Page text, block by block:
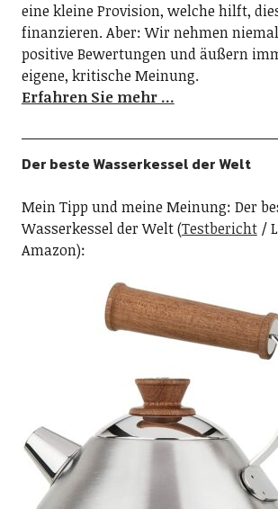
eine kleine Provision, welche hilft,
finanzieren. Aber: Wir nehmen
positive Bewertungen und äußern
eigene, kritische Meinung.
Erfahren Sie mehr …
Der beste Wasserkessel der Welt
Mein Tipp und meine Meinung: Der
Wasserkessel der Welt (Testbericht/
Amazon):